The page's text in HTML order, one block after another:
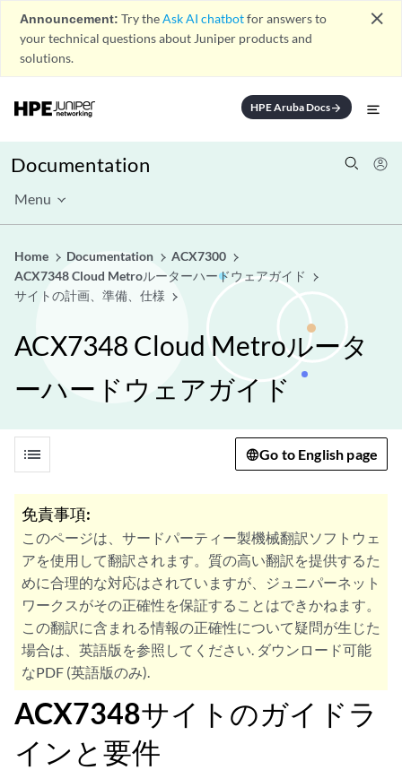
Announcement: Try theAsk AI chatbotfor answers to
your technical questions about Juniper products and
solutions.
close
HPE Aruba Docsarrow_forward
Documentation
Menu
Home Documentation
ACX7300
ACX7348 Cloud Metroルーターハードウェアガイド
サイトの計画、準備、仕様
ACX7348 Cloud Metroルータ
ーハードウェアガイド
list Go to English page
免責事項:
このページは、サードパーティー製機械翻訳ソフトウェ
アを使用して翻訳されます。質の高い翻訳を提供するた
めに合理的な対応はされていますが、ジュニパーネット
ワークスがその正確性を保証することはできかねます。
この翻訳に含まれる情報の正確性について疑問が生じた
場合は、英語版を参照してください. ダウンロード可能
なPDF (英語版のみ).
ACX7348サイトのガイドラ
インと要件